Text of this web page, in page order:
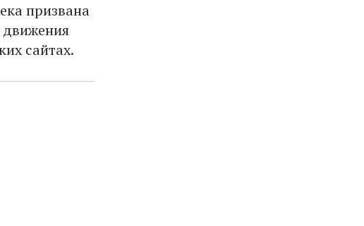
призвана
движения
сайтах.